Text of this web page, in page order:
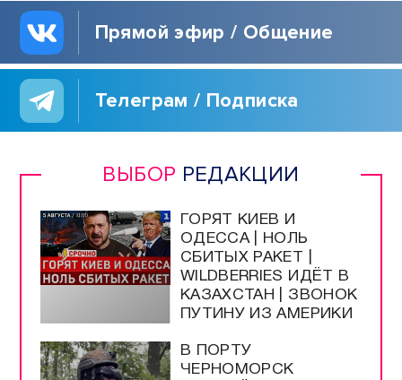
Прямой эфир / Общение
Телеграм / Подписка
ВЫБОР РЕДАКЦИИ
ГОРЯТ КИЕВ И
ОДЕССА | НОЛЬ
СБИТЫХ РАКЕТ |
WILDBERRIES ИДЁТ В
КАЗАХСТАН | ЗВОНОК
ПУТИНУ ИЗ АМЕРИКИ
В ПОРТУ
ЧЕРНОМОРСК